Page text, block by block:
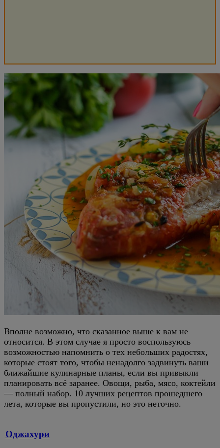
Вполне возможно, что сказанное выше к вам не
относится. В этом случае я просто воспользуюсь
возможностью напомнить о тех небольших радостях,
которые стоят того, чтобы ненадолго задвинуть ваши
ближайшие кулинарные планы, если вы привыкли
планировать всё заранее. Овощи, рыба, мясо, коктейли
— полный набор. 10 лучших рецептов прошедшего
лета, которые вы пропустили, но это неточно.
Оджахури